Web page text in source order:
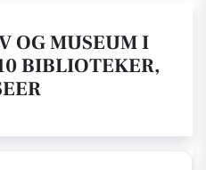
OG MUSEUM I
BIBLIOTEKER,